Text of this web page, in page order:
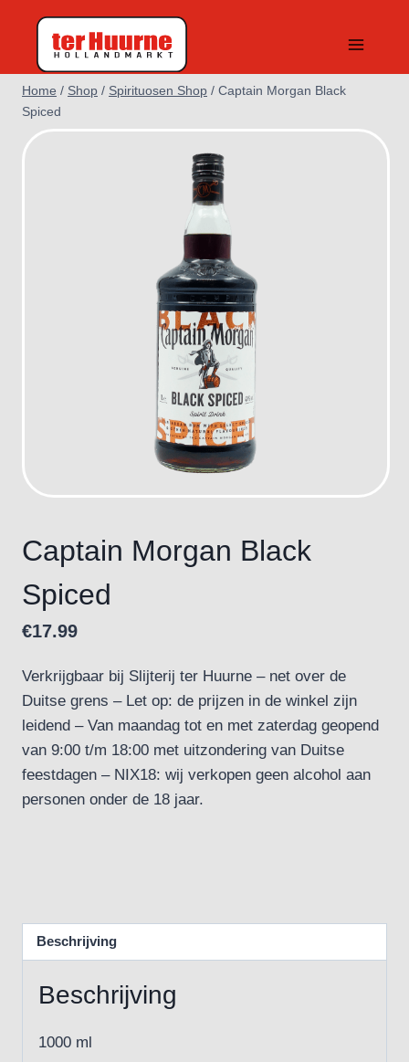
inhoud
Home / Shop / Spirituosen Shop / Captain Morgan Black
Spiced
Captain Morgan Black
Spiced
€17.99
Verkrijgbaar bij Slijterij ter Huurne – net over de
Duitse grens – Let op: de prijzen in de winkel zijn
leidend – Van maandag tot en met zaterdag geopend
van 9:00 t/m 18:00 met uitzondering van Duitse
feestdagen – NIX18: wij verkopen geen alcohol aan
personen onder de 18 jaar.
Beschrijving
Beschrijving
1000 ml